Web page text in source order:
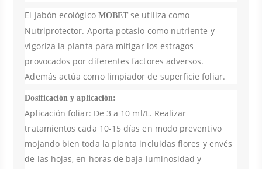
El Jabón ecológico MOBET se utiliza como
Nutriprotector. Aporta potasio como nutriente y
vigoriza la planta para mitigar los estragos
provocados por diferentes factores adversos.
Además actúa como limpiador de superficie foliar.
Dosificación y aplicación:
Aplicación foliar: De 3 a 10 ml/L. Realizar
tratamientos cada 10-15 días en modo preventivo
mojando bien toda la planta incluidas flores y envés
de las hojas, en horas de baja luminosidad y